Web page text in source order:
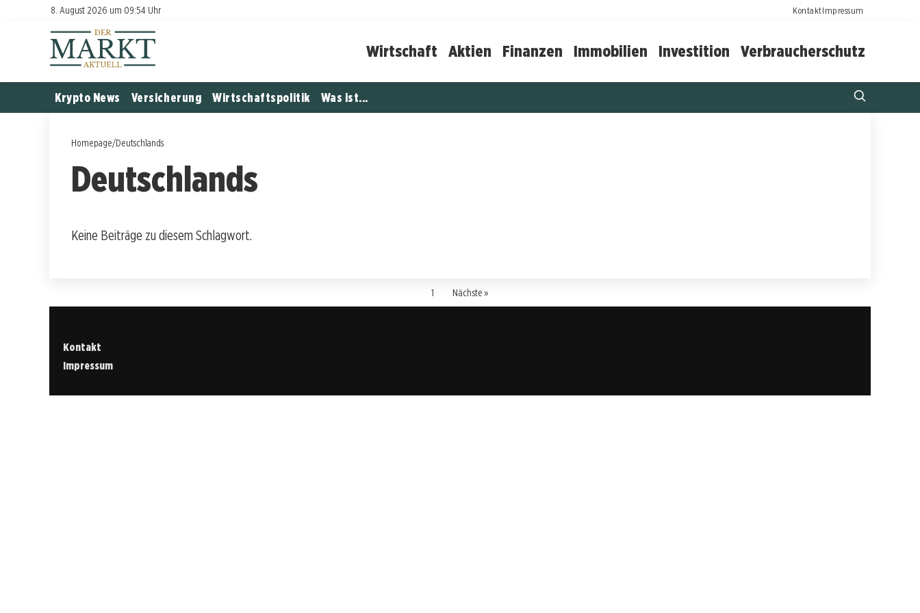
8. August 2026 um 09:54 Uhr KontaktImpressum
Wirtschaft Aktien Finanzen Immobilien Investition Verbraucherschutz
Krypto News Versicherung Wirtschaftspolitik Was ist...
Homepage/Deutschlands
Deutschlands
Keine Beiträge zu diesem Schlagwort.
1 Nächste »
Kontakt
Impressum